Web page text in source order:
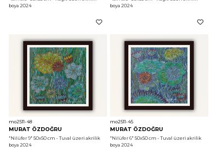
boya 2024
boya 2024
mo2511-48
MURAT ÖZDOĞRU
"Nilüfer 9" 50x50 cm - Tuval üzeri akrilik
boya 2024
mo2511-45
MURAT ÖZDOĞRU
"Nilüfer 6" 50x50 cm - Tuval üzeri akrilik
boya 2024